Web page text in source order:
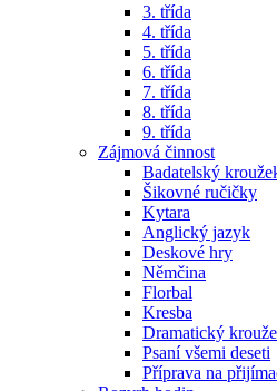
3. třída
4. třída
5. třída
6. třída
7. třída
8. třída
9. třída
Zájmová činnost
Badatelský
Šikovné ručičky
Kytara
Anglický jazyk
Deskové hry
Němčina
Florbal
Kresba
Dramatický
Psaní všemi deseti
Příprava na